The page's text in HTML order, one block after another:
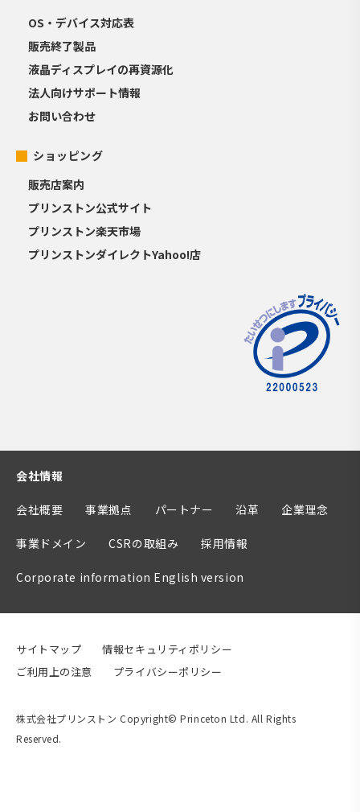
OS・デバイス対応表
販売終了製品
液晶ディスプレイの再資源化
法人向けサポート情報
お問い合わせ
ショッピング
販売店案内
プリンストン公式サイト
プリンストン楽天市場
プリンストンダイレクトYahoo!店
会社情報
会社概要 事業拠点 パートナー 沿革 企業理念
事業ドメイン CSRの取組み 採用情報
Corporate information English version
サイトマップ
情報セキュリティポリシー
ご利用上の注意
プライバシーポリシー
株式会社プリンストン Copyright© Princeton Ltd. All Rights
Reserved.